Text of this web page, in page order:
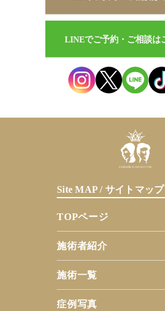
Site MAP / サイトマップ
TOPページ
施術者紹介
施術一覧
症例写真